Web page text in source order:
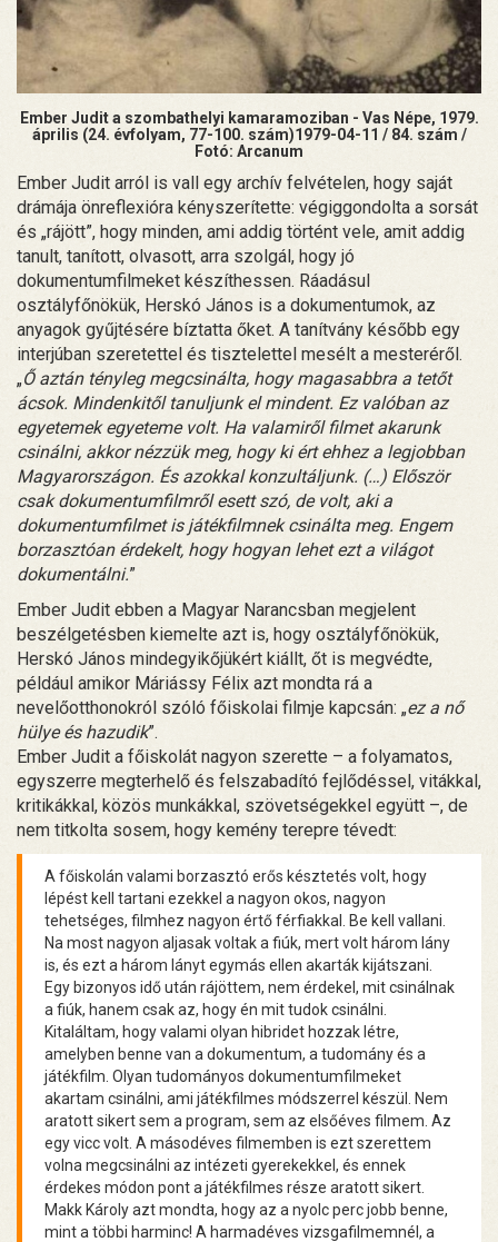
Ember Judit a szombathelyi kamaramoziban - Vas Népe, 1979.
április (24. évfolyam, 77-100. szám)1979-04-11 / 84. szám /
Fotó: Arcanum
Ember Judit arról is vall egy archív felvételen, hogy saját
drámája önreflexióra kényszerítette: végiggondolta a sorsát
és „rájött”, hogy minden, ami addig történt vele, amit addig
tanult, tanított, olvasott, arra szolgál, hogy jó
dokumentumfilmeket készíthessen. Ráadásul
osztályfőnökük, Herskó János is a dokumentumok, az
anyagok gyűjtésére bíztatta őket. A tanítvány később egy
interjúban szeretettel és tisztelettel mesélt a mesteréről.
„Ő aztán tényleg megcsinálta, hogy magasabbra a tetőt
ácsok. Mindenkitől tanuljunk el mindent. Ez valóban az
egyetemek egyeteme volt. Ha valamiről filmet akarunk
csinálni, akkor nézzük meg, hogy ki ért ehhez a legjobban
Magyarországon. És azokkal konzultáljunk. (…) Először
csak dokumentumfilmről esett szó, de volt, aki a
dokumentumfilmet is játékfilmnek csinálta meg. Engem
borzasztóan érdekelt, hogy hogyan lehet ezt a világot
dokumentálni.”
Ember Judit ebben a Magyar Narancsban megjelent
beszélgetésben kiemelte azt is, hogy osztályfőnökük,
Herskó János mindegyikőjükért kiállt, őt is megvédte,
például amikor Máriássy Félix azt mondta rá a
nevelőotthonokról szóló főiskolai filmje kapcsán: „ez a nő
hülye és hazudik”.
Ember Judit a főiskolát nagyon szerette – a folyamatos,
egyszerre megterhelő és felszabadító fejlődéssel, vitákkal,
kritikákkal, közös munkákkal, szövetségekkel együtt –, de
nem titkolta sosem, hogy kemény terepre tévedt:
A főiskolán valami borzasztó erős késztetés volt, hogy
lépést kell tartani ezekkel a nagyon okos, nagyon
tehetséges, filmhez nagyon értő férfiakkal. Be kell vallani.
Na most nagyon aljasak voltak a fiúk, mert volt három lány
is, és ezt a három lányt egymás ellen akarták kijátszani.
Egy bizonyos idő után rájöttem, nem érdekel, mit csinálnak
a fiúk, hanem csak az, hogy én mit tudok csinálni.
Kitaláltam, hogy valami olyan hibridet hozzak létre,
amelyben benne van a dokumentum, a tudomány és a
játékfilm. Olyan tudományos dokumentumfilmeket
akartam csinálni, ami játékfilmes módszerrel készül. Nem
aratott sikert sem a program, sem az elsőéves filmem. Az
egy vicc volt. A másodéves filmemben is ezt szerettem
volna megcsinálni az intézeti gyerekekkel, és ennek
érdekes módon pont a játékfilmes része aratott sikert.
Makk Károly azt mondta, hogy az a nyolc perc jobb benne,
mint a többi harminc! A harmadéves vizsgafilmemnél, a